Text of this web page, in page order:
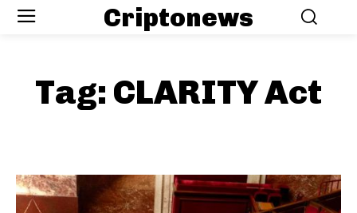
Criptonews
Tag: CLARITY Act